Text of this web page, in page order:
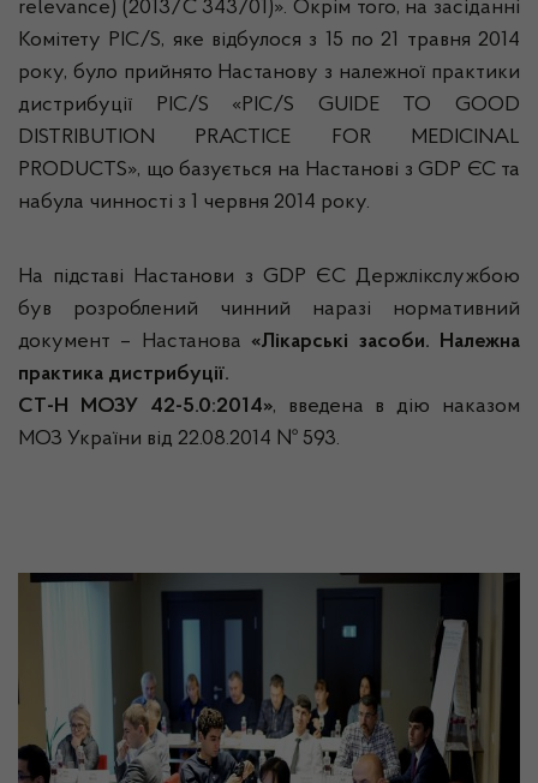
relevance) (2013/С 343/01)». Окрім того, на засіданні
Комітету PIC/S, яке відбулося з 15 по 21 травня 2014
року, було прийнято Настанову з належної практики
дистрибуції PIC/S «PIC/S GUIDE TO GOOD
DISTRIBUTION PRACTICE FOR MEDICINAL
PRODUCTS», що базується на Настанові з GDP ЄС та
набула чинності з 1 червня 2014 року.
На підставі Настанови з GDP ЄC Держлікслужбою
був розроблений чинний наразі нормативний
документ – Настанова «Лікарські засоби. Належна
практика дистрибуції.
СТ-Н МОЗУ 42-5.0:2014», введена в дію наказом
МОЗ України від 22.08.2014 № 593.